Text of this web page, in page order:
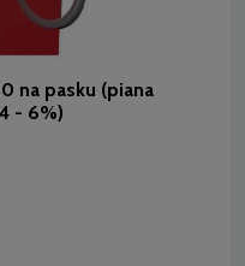
na pasku (piana
- 6%)